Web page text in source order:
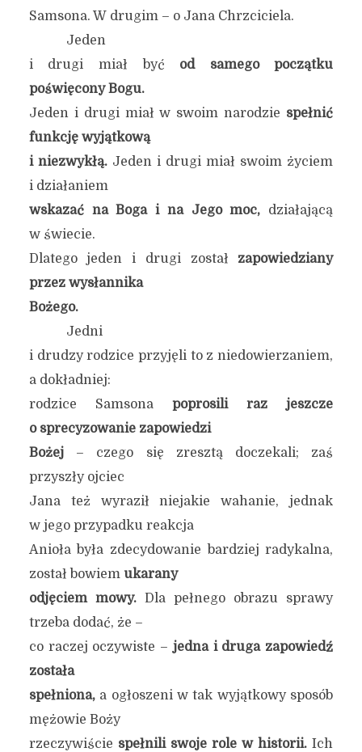
Samsona. W drugim – o Jana Chrzciciela.
Jeden
i drugi miał być od samego początku
poświęcony Bogu.
Jeden i drugi miał w swoim narodzie spełnić
funkcję wyjątkową
i niezwykłą.Jeden i drugi miał swoim życiem
i działaniem
wskazać na Boga i na Jego moc, działającą
w świecie.
Dlatego jeden i drugi został zapowiedziany
przez wysłannika
Bożego.
Jedni
i drudzy rodzice przyjęli to z niedowierzaniem,
a dokładniej:
rodzice Samsona poprosili raz jeszcze
o sprecyzowanie zapowiedzi
Bożej– czego się zresztą doczekali; zaś
przyszły ojciec
Jana też wyraził niejakie wahanie, jednak
w jego przypadku reakcja
Anioła była zdecydowanie bardziej radykalna,
został bowiem ukarany
odjęciem mowy.Dla pełnego obrazu sprawy
trzeba dodać, że –
co raczej oczywiste – jedna i druga zapowiedź
została
spełniona, a ogłoszeni w tak wyjątkowy sposób
mężowie Boży
rzeczywiście spełnili swoje role w historii. Ich